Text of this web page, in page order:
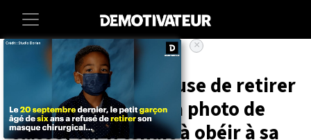
Societe
Ce petit garçon refuse de retirer
son masque pour la photo de
classe, car il tenait à obéir à sa
×